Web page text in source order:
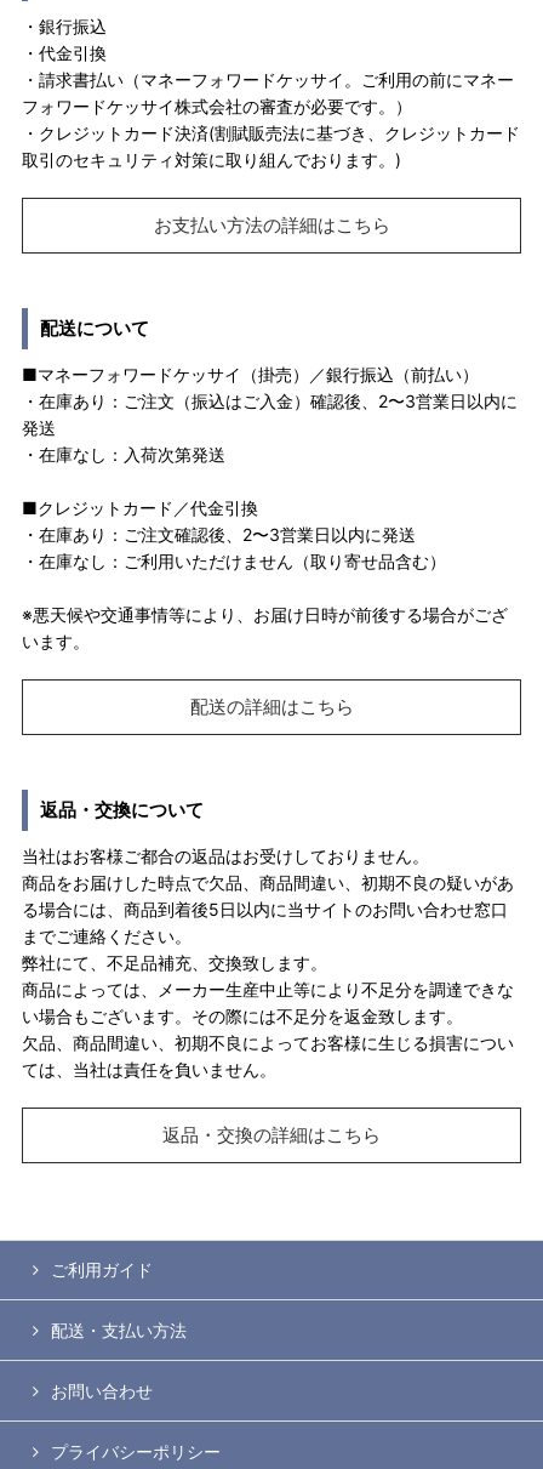
・銀行振込
・代金引換
・請求書払い（マネーフォワードケッサイ。ご利用の前にマネー
フォワードケッサイ株式会社の審査が必要です。）
・クレジットカード決済(割賦販売法に基づき、クレジットカード
取引のセキュリティ対策に取り組んでおります。)
お支払い方法の詳細はこちら
配送について
■マネーフォワードケッサイ（掛売）／銀行振込（前払い）
・在庫あり：ご注文（振込はご入金）確認後、2〜3営業日以内に
発送
・在庫なし：入荷次第発送
■クレジットカード／代金引換
・在庫あり：ご注文確認後、2〜3営業日以内に発送
・在庫なし：ご利用いただけません（取り寄せ品含む）
※悪天候や交通事情等により、お届け日時が前後する場合がござ
います。
配送の詳細はこちら
返品・交換について
当社はお客様ご都合の返品はお受けしておりません。
商品をお届けした時点で欠品、商品間違い、初期不良の疑いがあ
る場合には、商品到着後5日以内に当サイトのお問い合わせ窓口
までご連絡ください。
弊社にて、不足品補充、交換致します。
商品によっては、メーカー生産中止等により不足分を調達できな
い場合もございます。その際には不足分を返金致します。
欠品、商品間違い、初期不良によってお客様に生じる損害につい
ては、当社は責任を負いません。
返品・交換の詳細はこちら
ご利用ガイド
配送・支払い方法
お問い合わせ
プライバシーポリシー